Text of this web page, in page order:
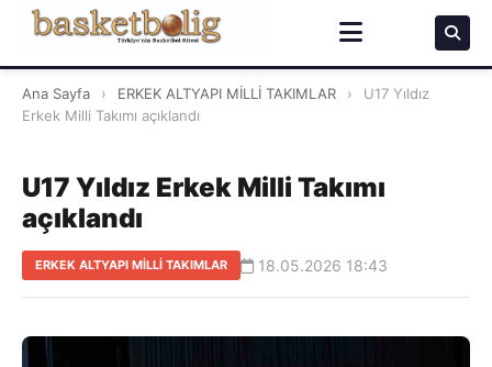
Ana Sayfa › ERKEK ALTYAPI MİLLİ TAKIMLAR ›
U17 Yıldız
Erkek Milli Takımı açıklandı
U17 Yıldız Erkek Milli Takımı
açıklandı
ERKEK ALTYAPI MİLLİ TAKIMLAR 18.05.2026 18:43